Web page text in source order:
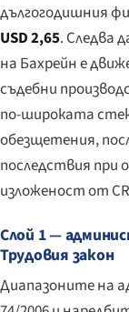
дългогодишния
USD 2,65. Следва
на Бахрейн е
съдебни
по-широката
обезщетения,
последствия при
изложеност от
Слой 1 —
Трудовия закон
Диапазоните на